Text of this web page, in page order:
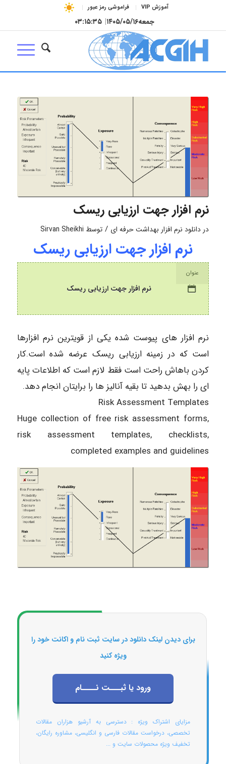
آموزش VIP فراموشی رمز عبور
جمعه۱۴۰۵/۰۵/۱۶| ۰۳:۱۵:۳۶
نرم افزار جهت ارزیابی ریسک
دردانلود نرم افزار بهداشت حرفه ای / توسط Sirvan Sheikhi
نرم افزار جهت ارزیابی ریسک
عنوان
نرم افزار جهت ارزیابی ریسک
نرم افزار های پیوست شده یکی از قویترین نرم افزارها
است که در زمینه ارزیابی ریسک عرضه شده است.کار
کردن باهاش راحت است فقط لازم است که اطلاعات پایه
ای را بهش بدهید تا بقیه آنالیز ها را برایتان انجام دهد.
Risk Assessment Templates
Huge collection of free risk assessment forms,
risk assessment templates, checklists,
completed examples and guidelines
برای دیدن لینک دانلود در سایت ثبت نام و اکانت خود را
ویژه کنید
ورود یا ثبـــت نــــام
مزایای اشتراک ویژه : دسترسی به آرشیو هزاران مقالات
تخصصی، درخواست مقالات فارسی و انگلیسی، مشاوره رایگان،
تخفیف ویژه محصولات سایت و ...